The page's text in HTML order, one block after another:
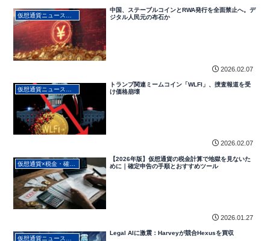
中国、ステーブルコインとRWA発行を全面禁止へ。デ
ジタル人民元の布石か
2026.02.07
仮想通貨ニュース・最新動向
トランプ関連ミームコイン「WLFI」、捜査報道を受
け価格崩壊
2026.02.07
仮想通貨×税金・確定申告対策
【2026年版】仮想通貨の税金計算で地獄を見ないた
めに｜確定申告の手順とおすすめツール
2026.01.27
Legal AIに激震：Harveyが競合Hexusを買収